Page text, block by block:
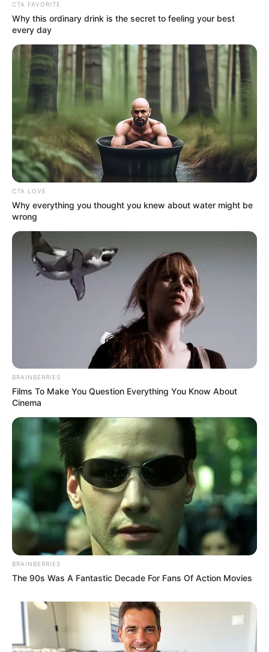
ΤΑΥΤΟΤΗΤΑ ΚΑΙ ΕΠΙΚΟΙΝΩΝΙΑ
CTA FAVORITE
Why this ordinary drink is the secret to feeling your best
every day
CTA LOVE
Why everything you thought you knew about water might be
wrong
BRAINBERRIES
Films To Make You Question Everything You Know About
Cinema
BRAINBERRIES
The 90s Was A Fantastic Decade For Fans Of Action Movies